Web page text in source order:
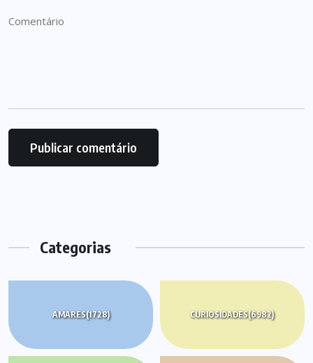
Categorias
AMARES(1728) CURIOSIDADES(6982)